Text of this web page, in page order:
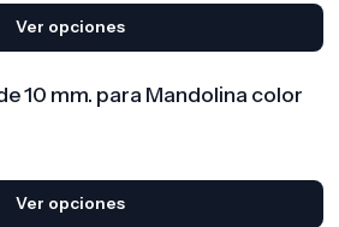
Ver opciones
10 mm. para Mandolina color
Ver opciones